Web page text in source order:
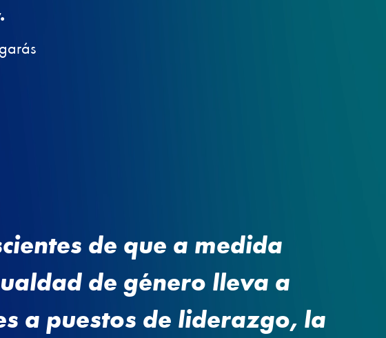
de que a medida
de género lleva a
a puestos de liderazgo, la